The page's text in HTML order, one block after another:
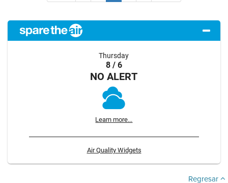
Thursday
8 / 6
NO ALERT
Learn more...
Air Quality Widgets
Regresar